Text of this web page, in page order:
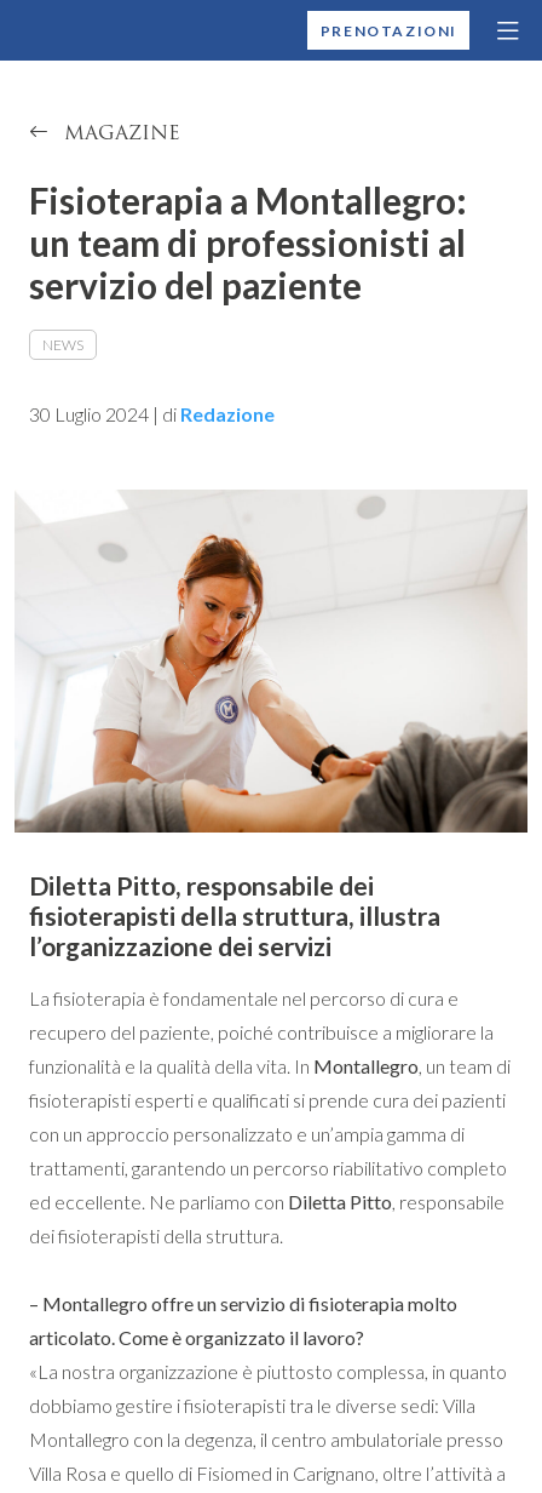
MONTALLEGROPRENOTAZIONI
MAGAZINE
Fisioterapia a Montallegro:
un team di professionisti al
servizio del paziente
NEWS
30 Luglio 2024 | di Redazione
Diletta Pitto, responsabile dei
fisioterapisti della struttura, illustra
l’organizzazione dei servizi
La fisioterapia è fondamentale nel percorso di cura e
recupero del paziente, poiché contribuisce a migliorare la
funzionalità e la qualità della vita. In Montallegro , un team di
fisioterapisti esperti e qualificati si prende cura dei pazienti
con un approccio personalizzato e un’ampia gamma di
trattamenti, garantendo un percorso riabilitativo completo
ed eccellente. Ne parliamo con Diletta Pitto , responsabile
dei fisioterapisti della struttura.
– Montallegro offre un servizio di fisioterapia molto
articolato. Come è organizzato il lavoro?
«La nostra organizzazione è piuttosto complessa, in quanto
dobbiamo gestire i fisioterapisti tra le diverse sedi: Villa
Montallegro con la degenza, il centro ambulatoriale presso
Villa Rosa e quello di Fisiomed in Carignano, oltre l’attività a